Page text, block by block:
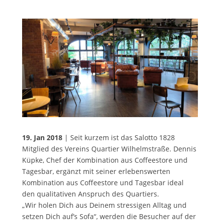
19. Jan 2018| Seit kurzem ist das Salotto 1828
Mitglied des Vereins Quartier Wilhelmstraße. Dennis
Küpke, Chef der Kombination aus Coffeestore und
Tagesbar, ergänzt mit seiner erlebenswerten
Kombination aus Coffeestore und Tagesbar ideal
den qualitativen Anspruch des Quartiers.
„Wir holen Dich aus Deinem stressigen Alltag und
setzen Dich auf’s Sofa“, werden die Besucher auf der